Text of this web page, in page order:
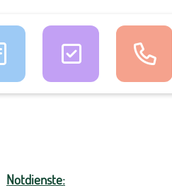
Notdienste: